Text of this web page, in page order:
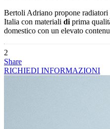
Bertoli Adriano propone radiatori
Italia con materiali diprima
domestico con un elevato
2
Share
RICHIEDI INFORMAZIONI